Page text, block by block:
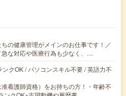
の健康管理がメインのお仕事です！／
な対応や医療行為も少なく、…
クOK / パソコンスキル不要 / 英語力不
看護師資格）をお持ちの方！・年齢不